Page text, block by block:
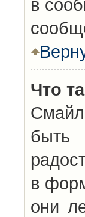
в
Что
быть
в
они